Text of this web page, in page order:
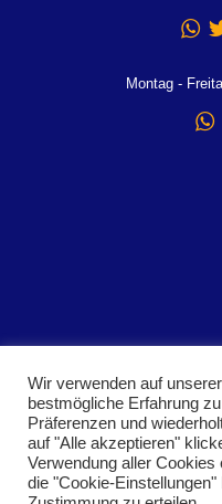
Montag -
Wir verwenden auf
bestmögliche Erfahrung
Präferenzen und
auf "Alle akzeptieren"
Verwendung aller
die "Cookie-